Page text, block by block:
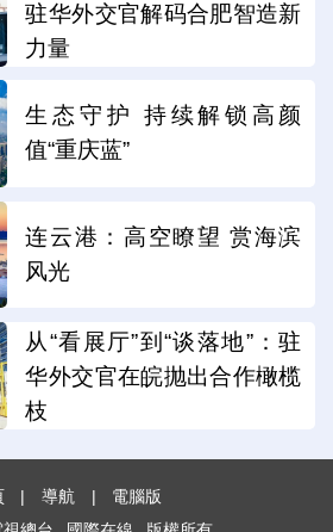
驻华外交官解码合肥智造新
力量
生态守护 持续解锁高颜
值“重庆蓝”
连云港：高空瞭望 赏海滨
风光
从“看展厅”到“谈落地”：驻
华外交官在皖抛出合作橄榄
枝
| 導航 |
電腦版